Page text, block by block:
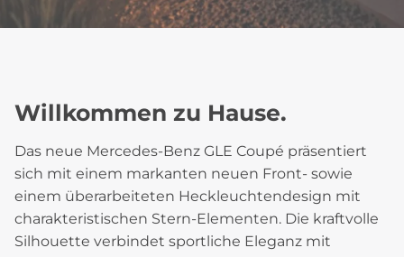
Willkommen zu Hause.
Das neue Mercedes-Benz GLE Coupé präsentiert
sich mit einem markanten neuen Front- sowie
einem überarbeiteten Heckleuchtendesign mit
charakteristischen Stern-Elementen. Die kraftvolle
Silhouette verbindet sportliche Eleganz mit